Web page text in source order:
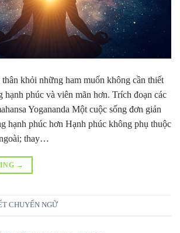
khỏi những ham muốn không cần thiết
hạnh phúc và viên mãn hơn. Trích đoạn các
Yogananda Một cuộc sống đơn giản
hạnh phúc hơn Hạnh phúc không phụ thuộc
thay…
→
CHUYỂN NGỮ